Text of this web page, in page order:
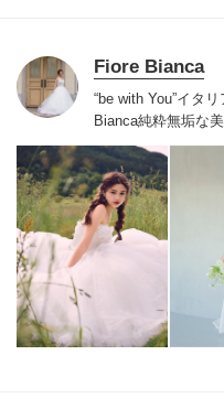
Fiore Bianca
“be with You”イタ
Bianca純粋無垢な
白い花が咲くまで
きます
世界を巡り
リジナルドレスは
てくれます。
誰か
タイルへあなたに
ます。
美しい白い